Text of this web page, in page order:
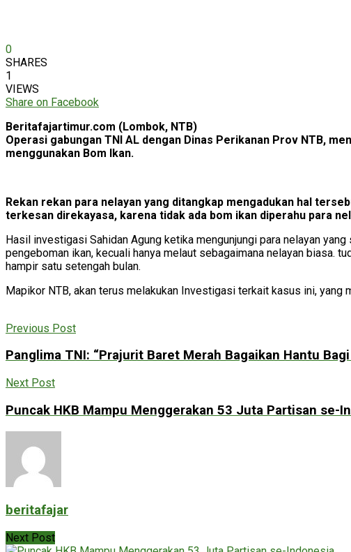
0
SHARES
1
VIEWS
Share on Facebook
Beritafajartimur.com (Lombok, NTB)
Operasi gabungan TNI AL dengan Dinas Perikanan Prov NTB,
menggunakan Bom lkan.
Rekan rekan para nelayan yang ditangkap mengadukan hal
terkesan direkayasa, karena tidak ada bom ikan diperahu para
Hasil investigasi Sahidan Agung ketika mengunjungi para nelayan
pengeboman ikan, kecuali hanya melaut sebagaimana nelayan biasa.
hampir satu setengah bulan.
Mapikor NTB, akan terus melakukan Investigasi terkait kasus ini, yang
Previous Post
Panglima TNI: “Prajurit Baret Merah Bagaikan Hantu
Next Post
Puncak HKB Mampu Menggerakan 53 Juta Partisan se-
beritafajar
Next Post